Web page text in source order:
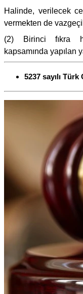
Halinde, verilecek
vermekten de
(2) Birinci fıkra
kapsamında yapılan
5237 sayılı